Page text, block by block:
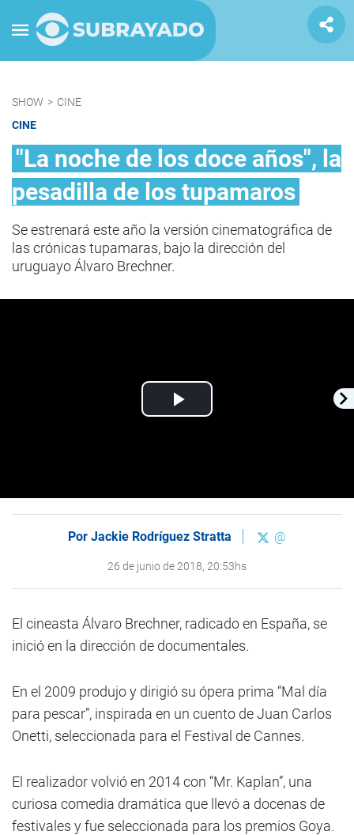
SHOW > CINE
CINE
"La noche de los doce años", la
pesadilla de los tupamaros
Se estrenará este año la versión cinematográfica de
las crónicas tupamaras, bajo la dirección del
uruguayo Álvaro Brechner.
Play
Por Jackie Rodríguez Stratta @
26 de junio de 2018, 20:53hs
El cineasta Álvaro Brechner, radicado en España, se
inició en la dirección de documentales.
En el 2009 produjo y dirigió su ópera prima “Mal día
para pescar”, inspirada en un cuento de Juan Carlos
Onetti, seleccionada para el Festival de Cannes.
El realizador volvió en 2014 con “Mr. Kaplan”, una
curiosa comedia dramática que llevó a docenas de
festivales y fue seleccionada para los premios Goya.